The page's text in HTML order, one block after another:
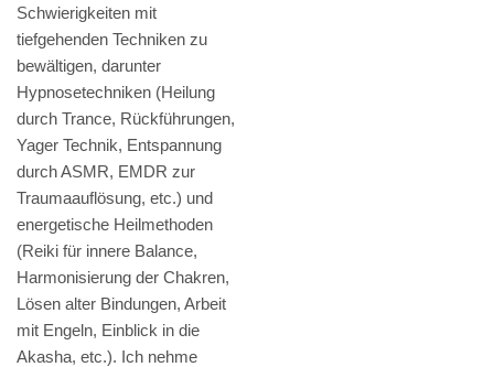
Schwierigkeiten mit
tiefgehenden Techniken zu
bewältigen, darunter
Hypnosetechniken (Heilung
durch Trance, Rückführungen,
Yager Technik, Entspannung
durch ASMR, EMDR zur
Traumaauflösung, etc.) und
energetische Heilmethoden
(Reiki für innere Balance,
Harmonisierung der Chakren,
Lösen alter Bindungen, Arbeit
mit Engeln, Einblick in die
Akasha, etc.). Ich nehme